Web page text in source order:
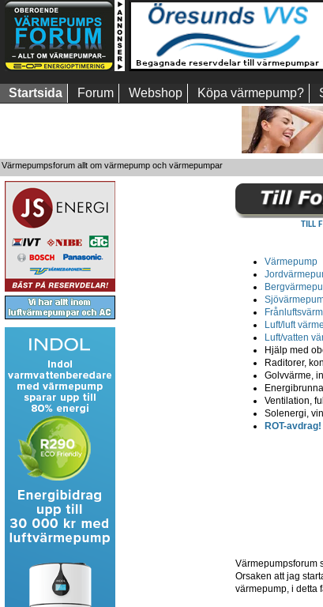
Startsida Forum Webshop Köpa värmepump?
Värmepumpsforum allt om värmepump och värmepumpar
TILL
Värmepump
Luft/luft
Luft/vatten
Hjälp med
Raditorer,
Golvvärme,
Ventilation,
Solenergi,
ROT-
Värmepumpsforum
Orsaken att jag
värmepump, i detta